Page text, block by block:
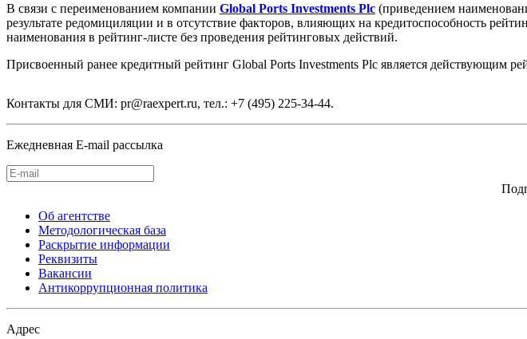
В связи с переименованием компании Global Ports Investments Plc (приведением
результате редомициляции и в отсутствие факторов, влияющих на кредитоспособность
наименования в рейтинг-листе без проведения рейтинговых действий.
Присвоенный ранее кредитный рейтинг Global Ports Investments Plc является
Контакты для СМИ: pr@raexpert.ru, тел.: +7 (495) 225-34-44.
Ежедневная E-mail рассылка
Об агентстве
Методологическая база
Раскрытие информации
Реквизиты
Вакансии
Антикоррупционная политика
Адрес